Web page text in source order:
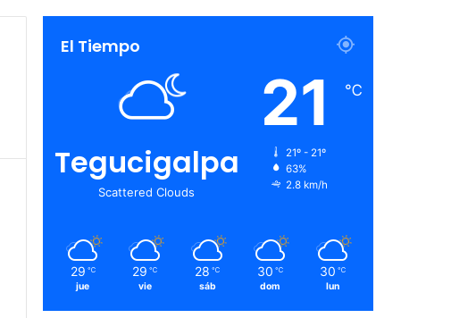
El Tiempo
Tegucigalpa
Scattered Clouds
21 ℃
21º - 21º
63%
2.8 km/h
29 ℃
jue
29 ℃
vie
28 ℃
sáb
30 ℃
dom
30 ℃
lun